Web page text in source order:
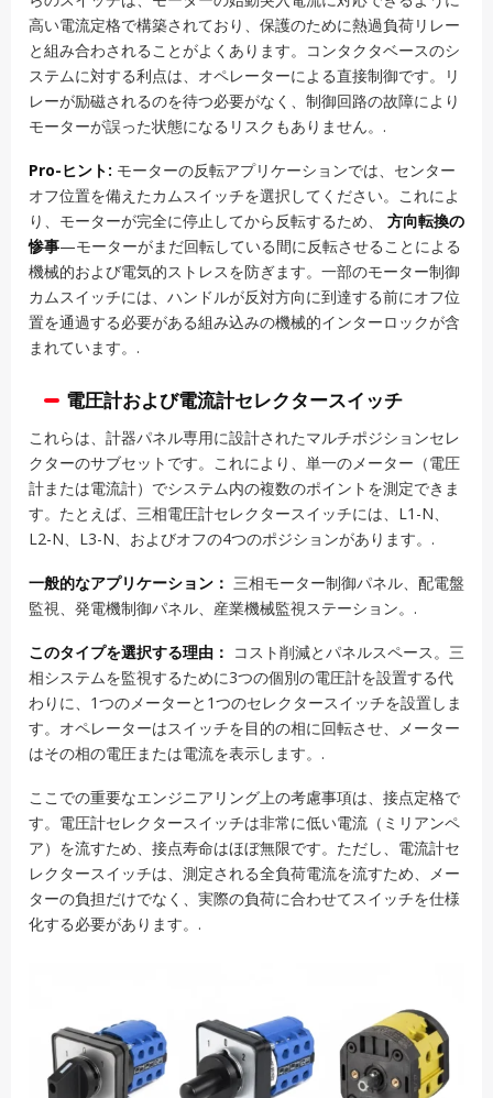
高い電流定格で構築されており、保護のために熱過負荷リレー
と組み合わされることがよくあります。コンタクタベースのシ
ステムに対する利点は、オペレーターによる直接制御です。リ
レーが励磁されるのを待つ必要がなく、制御回路の故障により
モーターが誤った状態になるリスクもありません。.
Pro-ヒント: モーターの反転アプリケーションでは、センター
オフ位置を備えたカムスイッチを選択してください。これによ
り、モーターが完全に停止してから反転するため、 方向転換の
惨事—モーターがまだ回転している間に反転させることによる
機械的および電気的ストレスを防ぎます。一部のモーター制御
カムスイッチには、ハンドルが反対方向に到達する前にオフ位
置を通過する必要がある組み込みの機械的インターロックが含
まれています。.
電圧計および電流計セレクタースイッチ
これらは、計器パネル専用に設計されたマルチポジションセレ
クターのサブセットです。これにより、単一のメーター（電圧
計または電流計）でシステム内の複数のポイントを測定できま
す。たとえば、三相電圧計セレクタースイッチには、L1-N、
L2-N、L3-N、およびオフの4つのポジションがあります。.
一般的なアプリケーション： 三相モーター制御パネル、配電盤
監視、発電機制御パネル、産業機械監視ステーション。.
このタイプを選択する理由： コスト削減とパネルスペース。三
相システムを監視するために3つの個別の電圧計を設置する代
わりに、1つのメーターと1つのセレクタースイッチを設置しま
す。オペレーターはスイッチを目的の相に回転させ、メーター
はその相の電圧または電流を表示します。.
ここでの重要なエンジニアリング上の考慮事項は、接点定格で
す。電圧計セレクタースイッチは非常に低い電流（ミリアンペ
ア）を流すため、接点寿命はほぼ無限です。ただし、電流計セ
レクタースイッチは、測定される全負荷電流を流すため、メー
ターの負担だけでなく、実際の負荷に合わせてスイッチを仕様
化する必要があります。.